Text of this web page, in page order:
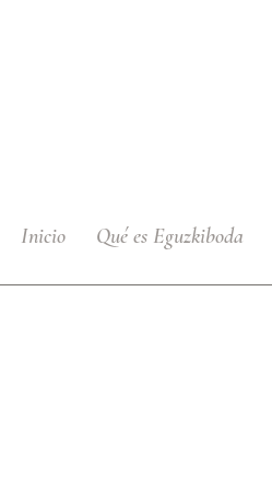
Inicio Qué es Eguzkiboda